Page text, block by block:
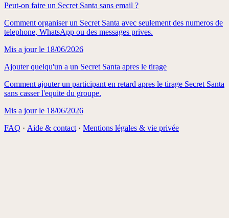
Peut-on faire un Secret Santa sans email ?
Comment organiser un Secret Santa avec seulement des numeros de
telephone, WhatsApp ou des messages prives.
Mis a jour le 18/06/2026
Ajouter quelqu'un a un Secret Santa apres le tirage
Comment ajouter un participant en retard apres le tirage Secret Santa
sans casser l'equite du groupe.
Mis a jour le 18/06/2026
FAQ · Aide & contact · Mentions légales & vie privée